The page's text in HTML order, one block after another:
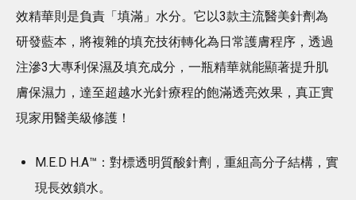
效精華則是負責「填滿」水分。它以3款主流醫美針劑為
研發藍本，將複雜的填充技術轉化為日常護膚程序，透過
注滲3大專利保濕及填充成分，一瓶精華就能顯著提升肌
膚保濕力，達至超越水光針療程的飽滿透亮效果，真正實
現家用醫美級修護！
M.E.D H.A™：對標透明質酸針劑，重組高分子結構，實
現長效鎖水。